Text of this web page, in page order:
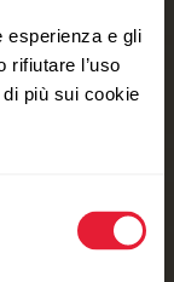
esperienza e gli
rifiutare l’uso
più sui cookie